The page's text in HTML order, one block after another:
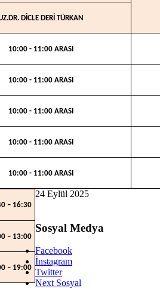
DİCLE DERİ TÜRKAN
10:00 - 11:00 ARASI
10:00 - 11:00 ARASI
10:00 - 11:00 ARASI
10:00 - 11:00 ARASI
10:00 - 11:00 ARASI
– 16:30
– 13:00
– 19:00
24 Eylül 2025
Sosyal Medya
Facebook
İnstagram
Twitter
Next Sosyal